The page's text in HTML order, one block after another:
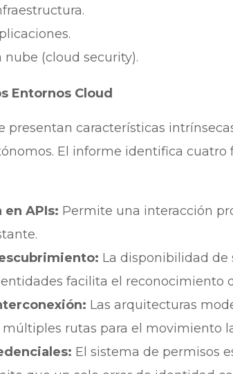
nube (cloud security).
Entornos Cloud
presentan características
El informe identifica cuatro
en APIs: Permite una interacción
La disponibilidad de
facilita el reconocimiento
Las arquitecturas
rutas para el movimiento
El sistema de permisos